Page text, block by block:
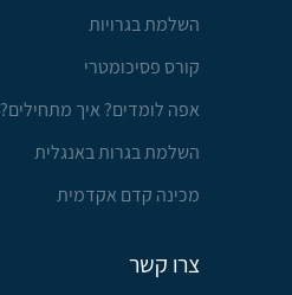
השלמת בגרויות
קורס פסיכומטרי
אפה לומדים? איך מתחילים?
השלמת בגרות באנגלית
מכינה קדם אקדמית
צרו קשר